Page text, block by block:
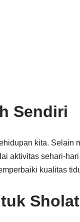
Sendiri
kita. Selain
aktivitas sehari-
kualitas